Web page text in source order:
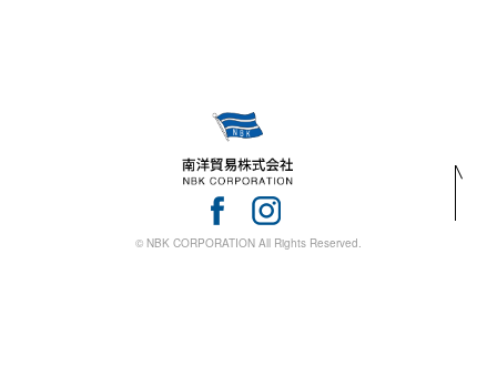
© NBK CORPORATION All Rights Reserved.